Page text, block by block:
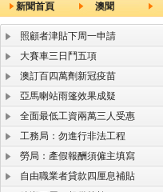
新聞首頁 澳聞
照顧者津貼下周一申請
大賽車三日鬥五項
澳訂百四萬劑新冠疫苗
亞馬喇站雨篷效果成疑
全面最低工資兩萬三人受惠
工務局：勿進行非法工程
勞局：產假報酬須僱主填寫
自由職業者貸款四厘息補貼